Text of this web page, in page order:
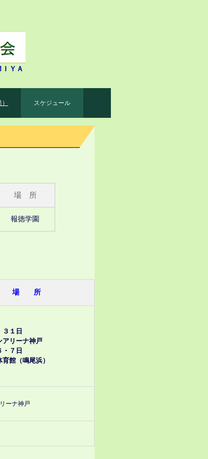
ＹＡ
スケジュール
場 所
報徳学園
場 所
３１日
リーナ神戸
・７日
館（鳴尾浜）
ーナ神戸